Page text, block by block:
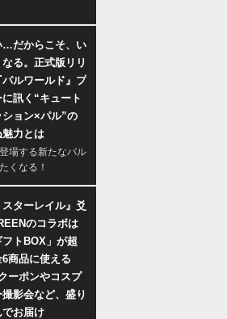
…だからこそ、い
なる。正式版リリ
パルワールド』プ
に訊く“キュート
ション×パル”の
力とは
場する新たなパル
くなる！
スターレイル』爻
のコラボは
フトBOX」が超
商品に使える
ーポンやコスプ
撮影会など、盛り
お届け